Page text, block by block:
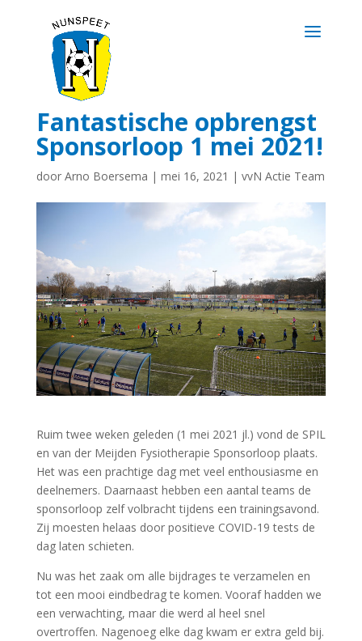
Fantastische opbrengst
Sponsorloop 1 mei 2021!
door Arno Boersema | mei 16, 2021 | vvN Actie Team
Ruim twee weken geleden (1 mei 2021 jl.) vond de SPIL
en van der Meijden Fysiotherapie Sponsorloop plaats.
Het was een prachtige dag met veel enthousiasme en
deelnemers. Daarnaast hebben een aantal teams de
sponsorloop zelf volbracht tijdens een trainingsavond.
Zij moesten helaas door positieve COVID-19 tests de
dag laten schieten.
Nu was het zaak om alle bijdrages te verzamelen en
tot een mooi eindbedrag te komen. Vooraf hadden we
een verwachting, maar die werd al heel snel
overtroffen. Nagenoeg elke dag kwam er extra geld bij.